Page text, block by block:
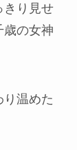
きり見せ
歳の女神
温めた